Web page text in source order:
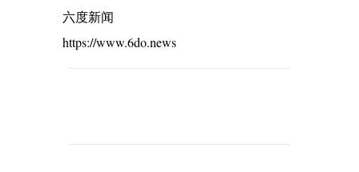
六度新闻
https://www.6do.news